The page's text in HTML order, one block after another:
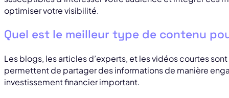
optimiser votre visibilité.
Quel est le meilleur type de contenu
Les blogs, les articles d’experts, et les vidéos courtes
permettent de partager des informations de manière
investissement financier important.